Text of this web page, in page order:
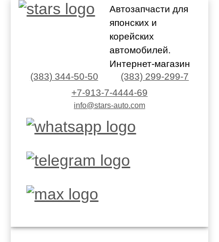
Автозапчасти для
японских и
корейских
автомобилей.
Интернет-магазин
(383) 344-50-50
(383) 299-299-7
+7-913-7-4444-69
info@stars-auto.com